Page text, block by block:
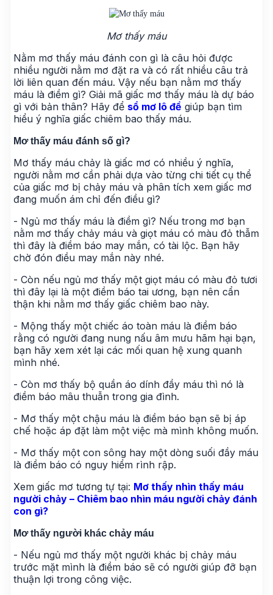
Mơ thấy máu​
Nằm mơ thấy máu đánh con gì là câu hỏi được
nhiều người nằm mơ đặt ra và có rất nhiều câu trả
lời liên quan đến máu. Vậy nếu bạn nằm mơ thấy
máu là điềm gì? Giải mã giấc mơ thấy máu là dự báo
gì với bản thân? Hãy để sổ mơ lô đề giúp bạn tìm
hiểu ý nghĩa giấc chiêm bao thấy máu.
Mơ thấy máu đánh số gì?
Mơ thấy máu chảy là giấc mơ có nhiều ý nghĩa,
người nằm mơ cần phải dựa vào từng chi tiết cụ thể
của giấc mơ bị chảy máu và phân tích xem giấc mơ
đang muốn ám chỉ đến điều gì?
- Ngủ mơ thấy máu là điềm gì? Nếu trong mơ bạn
nằm mơ thấy chảy máu và giọt máu có màu đỏ thẫm
thì đây là điềm báo may mắn, có tài lộc. Bạn hãy
chờ đón điều may mắn này nhé.
- Còn nếu ngủ mơ thấy một giọt máu có màu đỏ tươi
thì đây lại là một điềm báo tai ương, bạn nên cẩn
thận khi nằm mơ thấy giấc chiêm bao này.
- Mộng thấy một chiếc áo toàn máu là điềm báo
rằng có người đang nung nấu âm mưu hãm hại bạn,
bạn hãy xem xét lại các mối quan hệ xung quanh
mình nhé.
- Còn mơ thấy bộ quần áo dính đầy máu thì nó là
điềm báo mâu thuẫn trong gia đình.
- Mơ thấy một chậu máu là điềm báo bạn sẽ bị áp
chế hoặc áp đặt làm một việc mà mình không muốn.
- Mơ thấy một con sông hay một dòng suối đầy máu
là điềm báo có nguy hiểm rình rập.
Xem giấc mơ tương tự tại: Mơ thấy nhìn thấy máu
người chảy – Chiêm bao nhìn máu người chảy đánh
con gì?
Mơ thấy người khác chảy máu
- Nếu ngủ mơ thấy một người khác bị chảy máu
trước mặt mình là điềm báo sẽ có người giúp đỡ bạn
thuận lợi trong công việc.